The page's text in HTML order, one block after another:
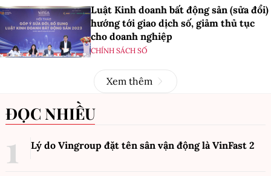
Luật Kinh doanh bất động sản (sửa đổi)
hướng tới giao dịch số, giảm thủ tục
cho doanh nghiệp
CHÍNH SÁCH SỐ
Xem thêm
ĐỌC NHIỀU
Lý do Vingroup đặt tên sân vận động là VinFast 2